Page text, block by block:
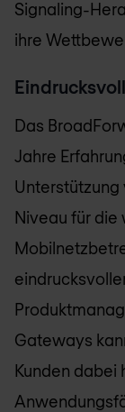
Signaling-
ihre
Das
Jahre
Niveau für
Gateways
Kunden dabei